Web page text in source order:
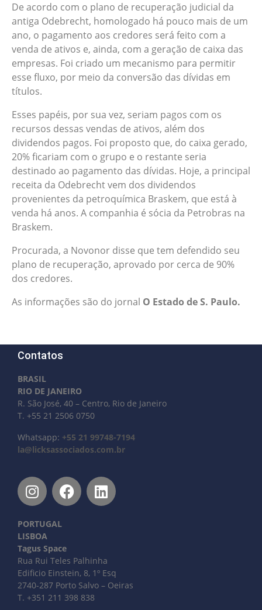
De acordo com o plano de recuperação judicial da
antiga Odebrecht, homologado há pouco mais de um
ano, o pagamento aos credores será feito com a
venda de ativos e, ainda, com a geração de caixa das
empresas. Foi criado um mecanismo para permitir
esse fluxo, por meio da conversão das dívidas em
títulos.
Esses papéis, por sua vez, seriam pagos com os
recursos dessas vendas de ativos, além dos
dividendos pagos. Foi proposto que, do caixa gerado,
20% ficariam com o grupo e o restante seria
destinado ao pagamento das dívidas. Hoje, a principal
receita da Odebrecht vem dos dividendos
provenientes da petroquímica Braskem, que está à
venda há anos. A companhia é sócia da Petrobras na
Braskem.
Procurada, a Novonor disse que tem defendido seu
plano de recuperação, aprovado por cerca de 90%
dos credores.
As informações são do jornal O Estado de S. Paulo.
Contatos
BRASIL
RIO DE JANEIRO
R. São José, 40 – Centro, Rio de Janeiro
T. +55 21 2506 0750
Whatsapp: +55 21 99748-7194
la@licksassociados.com.br
PORTUGAL
LISBOA
Tagus Space
Rua Rui Teles Palhinha
Edificio Einstein, 8, 1º Esq
2740-287 Porto Salvo – Oeiras
T. +351 211 398 838